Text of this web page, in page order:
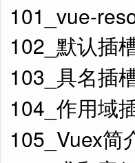
101_vue-
102_默认插
103_具名插
104_作用域
105_Vuex简